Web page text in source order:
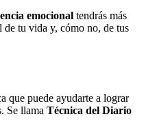
emocional tendrás más
tu vida y, cómo no, de tus
que puede ayudarte a lograr
Se llama Técnica del Diario